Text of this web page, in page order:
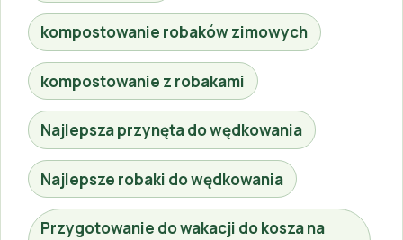
kompostowanie robaków zimowych
kompostowanie z robakami
Najlepsza przynęta do wędkowania
Najlepsze robaki do wędkowania
Przygotowanie do wakacji do kosza na